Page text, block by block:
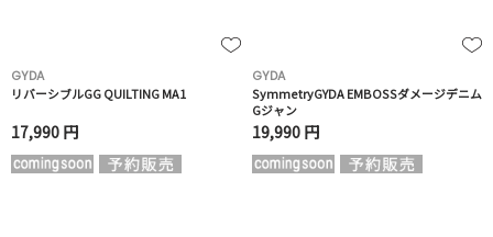
GYDA
リバーシブルGG QUILTING MA1
17,990 円
GYDA
SymmetryGYDA EMBOSSダメージデニム
Gジャン
19,990 円